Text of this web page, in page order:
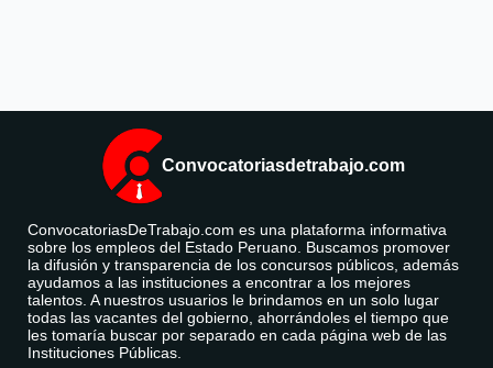
Convocatoriasdetrabajo.com
ConvocatoriasDeTrabajo.com es una plataforma informativa
sobre los empleos del Estado Peruano. Buscamos promover
la difusión y transparencia de los concursos públicos, además
ayudamos a las instituciones a encontrar a los mejores
talentos. A nuestros usuarios le brindamos en un solo lugar
todas las vacantes del gobierno, ahorrándoles el tiempo que
les tomaría buscar por separado en cada página web de las
Instituciones Públicas.